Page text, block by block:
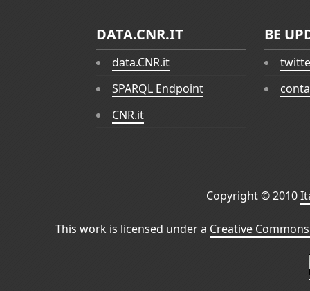
DATA.CNR.IT
data.CNR.it
SPARQL Endpoint
CNR.it
BE
Copyright © 2010
This work is licensed under a Creative